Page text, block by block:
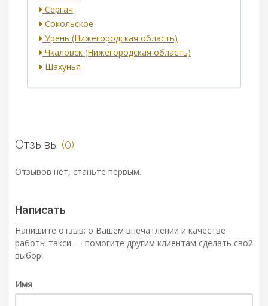
Сергач
Сокольское
Урень (Нижегородская область)
Чкаловск (Нижегородская область)
Шахунья
Отзывы (0)
Отзывов нет, станьте первым.
Написать
Напишите отзыв: о Вашем впечатлении и качестве
работы такси — помогите другим клиентам сделать свой
выбор!
Имя